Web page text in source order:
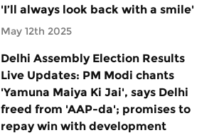
'I’ll always look back with a smile'
May 12th 2025
Delhi Assembly Election Results
Live Updates: PM Modi chants
'Yamuna Maiya Ki Jai', says Delhi
freed from 'AAP-da'; promises to
repay win with development